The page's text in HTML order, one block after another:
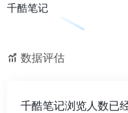
千酷笔记
数据评估
千酷笔记浏览人数已